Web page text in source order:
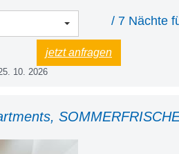
und Rutsche, Reisebett, Hochstuhl.
Brötchenservice, Morgenpost,
Tischwäsche, Hand- Geschirr- und
Wanderbus, Kirchen- und
und Wasserwelt Haldensee
fließt im ganzen Haus; kleine
/ 7 Nächte
jetzt anfragen
10. 2026